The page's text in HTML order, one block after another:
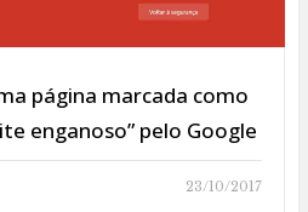
página marcada como
enganoso” pelo Google
23/10/2017